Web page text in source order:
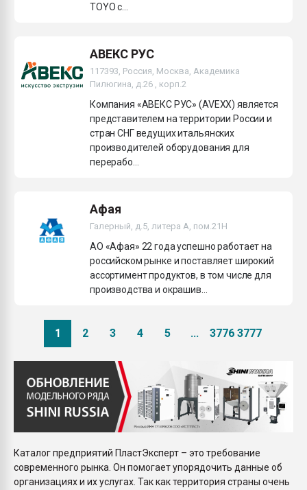
TOYO с...
АВЕКС РУС
117393, Россия, Москва, Академика
Пилюгина, д.26 , корп.2
Компания «АВЕКС РУС» (AVEXX) является
представителем на территории России и
стран СНГ ведущих итальянских
производителей оборудования для
перерабо...
Афая
Галерный, д.5, литера А, пом.21H
АО «Афая» 22 года успешно работает на
российском рынке и поставляет широкий
ассортимент продуктов, в том числе для
производства и окрашив...
1 2 3 4 5 ... 3776 3777
Каталог предприятий ПластЭксперт – это требование
современного рынка. Он помогает упорядочить данные об
организациях и их услугах. Так как территория страны очень